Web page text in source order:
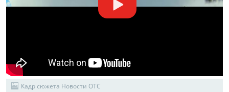
Кадр сюжета Новости ОТС